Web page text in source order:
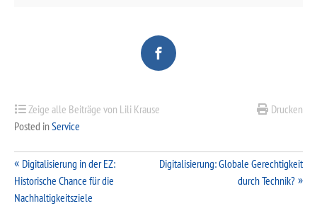
Drucken
Zeige alle Beiträge von Lili Krause
Posted inService
Beitragsnavigation
Digitalisierung in der EZ:
Historische Chance für die
Nachhaltigkeitsziele
Digitalisierung: Globale Gerechtigkeit
durch Technik?